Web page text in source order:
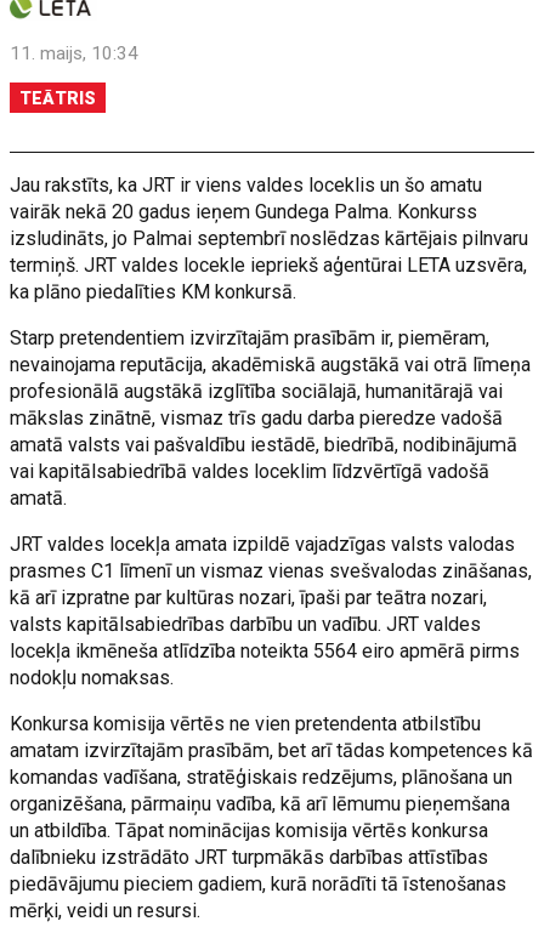
11. maijs, 10:34
TEĀTRIS
Jau rakstīts, ka JRT ir viens valdes loceklis un šo amatu
vairāk nekā 20 gadus ieņem Gundega Palma. Konkurss
izsludināts, jo Palmai septembrī noslēdzas kārtējais pilnvaru
termiņš. JRT valdes locekle iepriekš aģentūrai LETA uzsvēra,
ka plāno piedalīties KM konkursā.
Starp pretendentiem izvirzītajām prasībām ir, piemēram,
nevainojama reputācija, akadēmiskā augstākā vai otrā līmeņa
profesionālā augstākā izglītība sociālajā, humanitārajā vai
mākslas zinātnē, vismaz trīs gadu darba pieredze vadošā
amatā valsts vai pašvaldību iestādē, biedrībā, nodibinājumā
vai kapitālsabiedrībā valdes loceklim līdzvērtīgā vadošā
amatā.
JRT valdes locekļa amata izpildē vajadzīgas valsts valodas
prasmes C1 līmenī un vismaz vienas svešvalodas zināšanas,
kā arī izpratne par kultūras nozari, īpaši par teātra nozari,
valsts kapitālsabiedrības darbību un vadību. JRT valdes
locekļa ikmēneša atlīdzība noteikta 5564 eiro apmērā pirms
nodokļu nomaksas.
Konkursa komisija vērtēs ne vien pretendenta atbilstību
amatam izvirzītajām prasībām, bet arī tādas kompetences kā
komandas vadīšana, stratēģiskais redzējums, plānošana un
organizēšana, pārmaiņu vadība, kā arī lēmumu pieņemšana
un atbildība. Tāpat nominācijas komisija vērtēs konkursa
dalībnieku izstrādāto JRT turpmākās darbības attīstības
piedāvājumu pieciem gadiem, kurā norādīti tā īstenošanas
mērķi, veidi un resursi.